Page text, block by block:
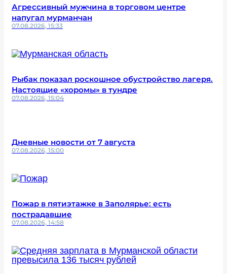
Агрессивный мужчина в торговом центре
напугал мурманчан
07.08.2026, 15:33
Рыбак показал роскошное обустройство лагеря.
Настоящие «хоромы» в тундре
07.08.2026, 15:04
Дневные новости от 7 августа
07.08.2026, 15:00
Пожар в пятиэтажке в Заполярье: есть
пострадавшие
07.08.2026, 14:58